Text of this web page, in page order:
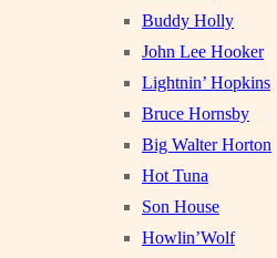
Buddy Holly
John Lee Hooker
Lightnin’ Hopkins
Bruce Hornsby
Big Walter Horton
Hot Tuna
Son House
Howlin’Wolf